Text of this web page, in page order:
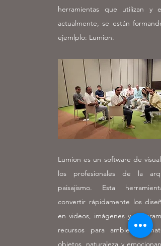
herramientas que utilizan y
actualmente, se están
ejemlplo: Lumion.
Lumion es un software de
los profesionales de la
paisajismo. Esta
convertir rápidamente los
en videos, imágenes y
recursos para ambiente,
objetos, naturaleza y